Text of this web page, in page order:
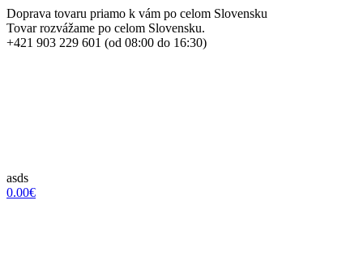
Doprava tovaru priamo k vám po celom Slovensku
Tovar rozvážame po celom Slovensku.
+421 903 229 601 (od 08:00 do 16:30)
asds
0.00€